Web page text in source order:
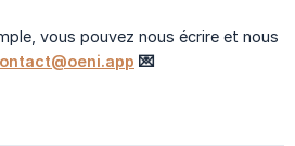
vous pouvez nous écrire et nous
💌